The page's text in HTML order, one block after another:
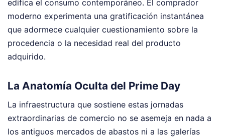
edifica el consumo contemporáneo. El comprador
moderno experimenta una gratificación instantánea
que adormece cualquier cuestionamiento sobre la
procedencia o la necesidad real del producto
adquirido.
La Anatomía Oculta del Prime Day
La infraestructura que sostiene estas jornadas
extraordinarias de comercio no se asemeja en nada a
los antiguos mercados de abastos ni a las galerías